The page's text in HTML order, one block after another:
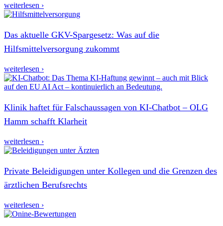
weiterlesen ›
Das aktuelle GKV-Spargesetz: Was auf die
Hilfsmittelversorgung zukommt
weiterlesen ›
Klinik haftet für Falschaussagen von KI-Chatbot – OLG
Hamm schafft Klarheit
weiterlesen ›
Private Beleidigungen unter Kollegen und die Grenzen des
ärztlichen Berufsrechts
weiterlesen ›